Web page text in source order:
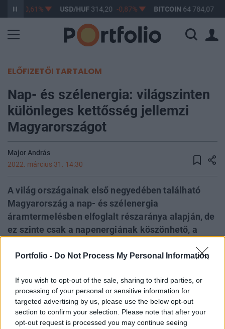
Portfolio - Do Not Process My Personal Information
If you wish to opt-out of the sale, sharing to third parties, or
processing of your personal or sensitive information for
targeted advertising by us, please use the below opt-out
section to confirm your selection. Please note that after your
opt-out request is processed you may continue seeing
-0,61% USD/HUF314,20 -0,87% BITCOIN 64 784,07
ELŐFIZETŐI TARTALOM
Nap- és szélenergia: világszinten
különleges kettősség jellemzi
Magyarországot
Major András
2022. március 31. 14:30
A világ országainak első negyedében található
Magyarország a nap- és szélenergia
áramtermelésben elfoglalt részaránya alapján, de
ez szinte csak a napenergiának köszönhető, a
nemzetközi mezőnyben egyedi kettőségnek tűnik.
világ- és EU-átlagnál is gyorsabban zöldült az
ezredforduló óta.
Amint arról korábbi cikkünkben beszámoltunk, korábban